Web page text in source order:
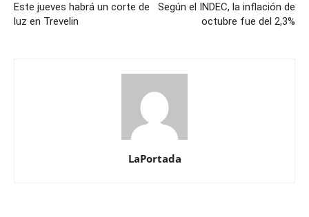
Este jueves habrá un corte de
luz en Trevelin
Según el INDEC, la inflación de
octubre fue del 2,3%
LaPortada